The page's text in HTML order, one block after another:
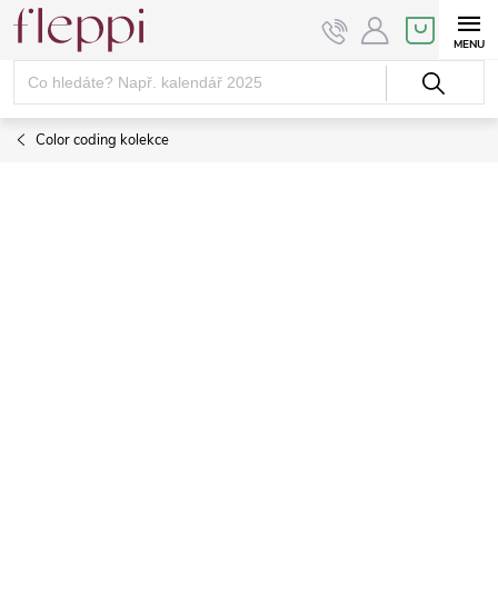
Přejít
obsah
NÁKUPNÍ
KOŠÍK
Color coding kolekce